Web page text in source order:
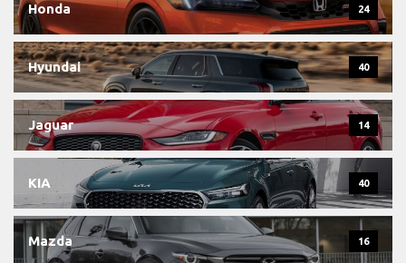
Honda 24
Hyundai 40
Jaguar 14
KIA 40
Mazda 16